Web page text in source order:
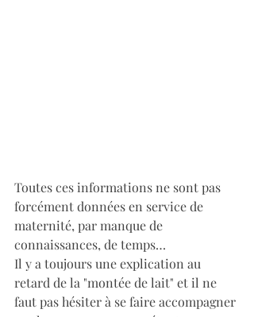
Toutes ces informations ne sont pas
forcément données en service de
maternité, par manque de
connaissances, de temps…
Il y a toujours une explication au
retard de la "montée de lait" et il ne
faut pas hésiter à se faire accompagner